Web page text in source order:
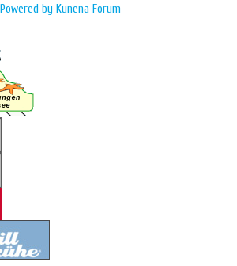
Powered by Kunena Forum